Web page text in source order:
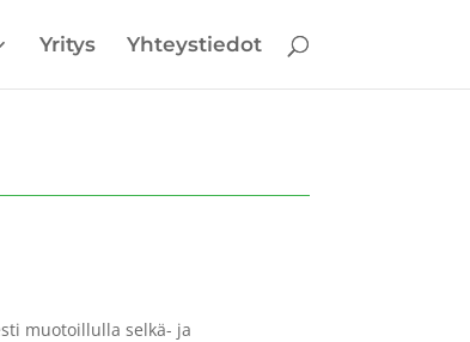
Yritys Yhteystiedot
muotoillulla selkä- ja